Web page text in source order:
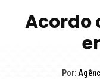
Acordo
Por: